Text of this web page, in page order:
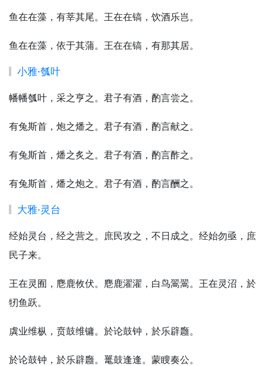
鱼在在藻，有莘其尾。王在在镐，饮酒乐岂。
鱼在在藻，依于其蒲。王在在镐，有那其居。
小雅·瓠叶
幡幡瓠叶，采之亨之。君子有酒，酌言尝之。
有兔斯首，炮之燔之。君子有酒，酌言献之。
有兔斯首，燔之炙之。君子有酒，酌言酢之。
有兔斯首，燔之炮之。君子有酒，酌言酬之。
大雅·灵台
经始灵台，经之营之。庶民攻之，不日成之。经始勿亟，庶
民子来。
王在灵囿，麀鹿攸伏。麀鹿濯濯，白鸟翯翯。王在灵沼，於
牣鱼跃。
虡业维枞，贲鼓维镛。於论鼓钟，於乐辟廱。
於论鼓钟，於乐辟廱。鼍鼓逢逢。蒙瞍奏公。